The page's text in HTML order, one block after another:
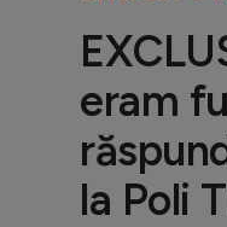
eram
la Poli